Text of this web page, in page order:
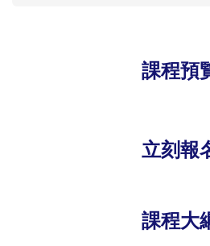
課程預
立刻報
課程大